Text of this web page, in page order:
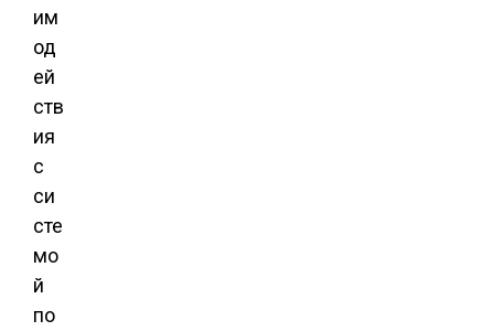
им
од
ей
ств
ия
с
си
сте
мо
й
по